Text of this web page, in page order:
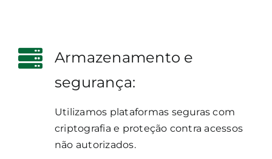
Armazenamento e
segurança:
Utilizamos plataformas seguras com
criptografia e proteção contra acessos
não autorizados.